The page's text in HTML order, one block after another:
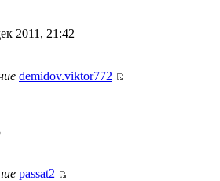
2011, 21:42
demidov.viktor772
passat2